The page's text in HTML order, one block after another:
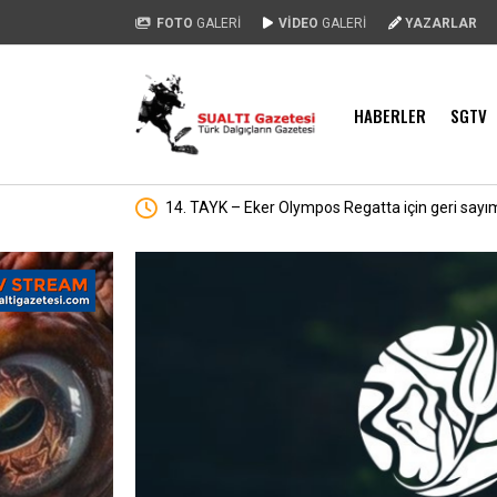
FOTO GALERİ VİDEO GALERİ YAZARLAR
HABERLER SGTV
için geri sayım başladı Runit kubbesi okyanusun